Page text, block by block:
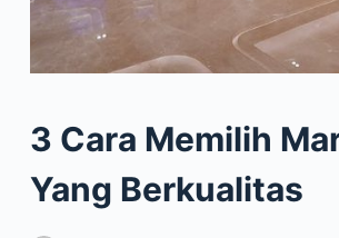
3 Cara Memilih
Yang Berkualitas